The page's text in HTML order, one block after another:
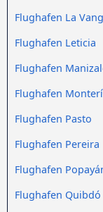
Flughafen La
Flughafen Leticia
Flughafen
Flughafen
Flughafen Pasto
Flughafen Pereira
Flughafen
Flughafen Quibdó